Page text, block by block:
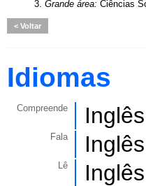
3. Grande área: Ciências
Voltar
Idiomas
Compreende
Fala
Lê